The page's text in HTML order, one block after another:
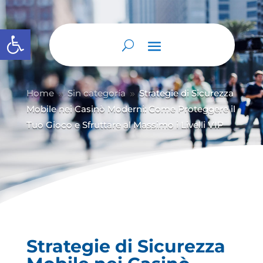
Abrir barra de herramientas
Home 9 Sin categoría 9 Strategie di Sicurezza
Mobile nei Casinò Moderni: Come Proteggere il
Tuo Gioco e Sfruttare al Massimo i Livelli VIP
Strategie di Sicurezza